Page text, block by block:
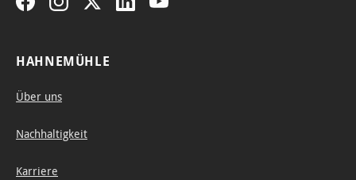
HAHNEMÜHLE
Über uns
Nachhaltigkeit
Karriere